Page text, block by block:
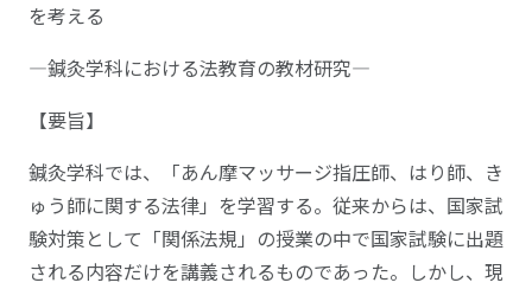
を考える
―鍼灸学科における法教育の教材研究―
【要旨】
鍼灸学科では、「あん摩マッサージ指圧師、はり師、き
ゅう師に関する法律」を学習する。従来からは、国家試
験対策として「関係法規」の授業の中で国家試験に出題
される内容だけを講義されるものであった。しかし、現